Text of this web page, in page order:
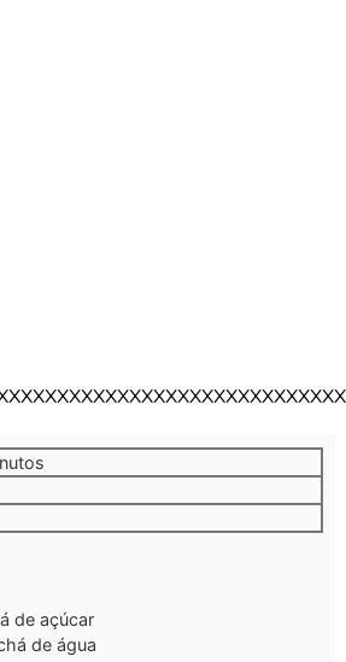
de açúcar
de água